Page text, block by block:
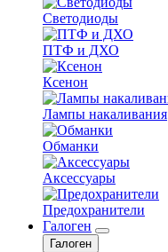
Светодиоды
ПТФ и ДХО
Ксенон
Лампы накаливания
Обманки
Аксессуары
Предохранители
Галоген
Галоген